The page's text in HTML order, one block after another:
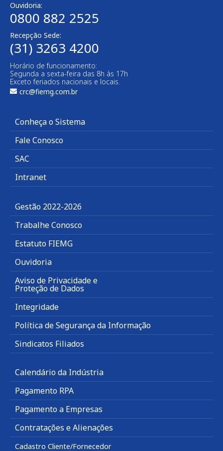
Ouvidoria:
0800 882 2525​
Recepção Sede:
(31) 3263 4200
Horário de funcionamento:
Segunda a sexta-feira das 8h às 17h
Exceto feriados nacionais e locais.
crc@fiemg.com.br
Conheça o Sistema
Fale Conosco
SAC
Intranet
Gestão 2022-2026
Trabalhe Conosco
Estatuto FIEMG
Ouvidoria
Aviso de Privacidade e
Proteção de Dados
Integridade
Política de Segurança da Informação
Sindicatos Filiados
Calendário da Indústria
Pagamento RPA
Pagamento a Empresas
Contratações e Alienações
Cadastro Cliente/Fornecedor